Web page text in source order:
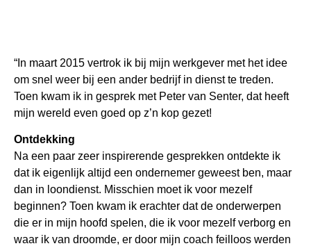
“In maart 2015 vertrok ik bij mijn werkgever met het idee
om snel weer bij een ander bedrijf in dienst te treden.
Toen kwam ik in gesprek met Peter van Senter, dat heeft
mijn wereld even goed op z’n kop gezet!
Ontdekking
Na een paar zeer inspirerende gesprekken ontdekte ik
dat ik eigenlijk altijd een ondernemer geweest ben, maar
dan in loondienst. Misschien moet ik voor mezelf
beginnen? Toen kwam ik erachter dat de onderwerpen
die er in mijn hoofd spelen, die ik voor mezelf verborg en
waar ik van droomde, er door mijn coach feilloos werden